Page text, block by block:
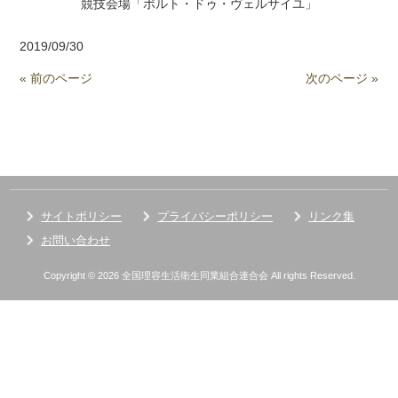
競技会場「ポルト・ドゥ・ヴェルサイユ」
2019/09/30
« 前のページ 次のページ »
サイトポリシー プライバシーポリシー
リンク集
お問い合わせ
Copyright © 2026 全国理容生活衛生同業組合連合会 All rights Reserved.